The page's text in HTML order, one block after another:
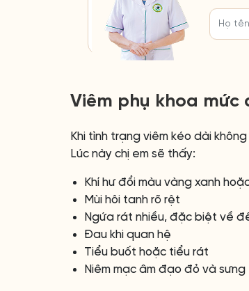
Viêm phụ khoa mức
Khi tình trạng viêm kéo dài
Lúc này chị em sẽ thấy:
Khí hư đổi màu vàng xanh
Mùi hôi tanh rõ rệt
Ngứa rát nhiều, đặc biệt về
Đau khi quan hệ
Tiểu buốt hoặc tiểu rát
Niêm mạc âm đạo đỏ và sưng